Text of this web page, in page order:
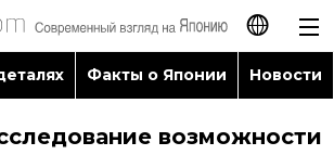
日本語
English
Факты о Японии Новости
возможности